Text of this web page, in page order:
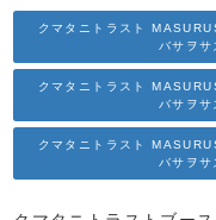
クマタニトラスト
バサヲ
クマタニトラスト
バサヲ
クマタニトラスト
バサヲ